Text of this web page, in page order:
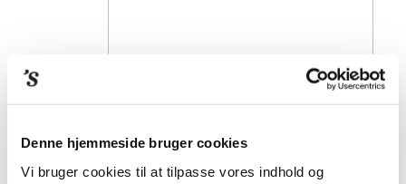
Denne hjemmeside bruger cookies
Vi bruger cookies til at tilpasse vores indhold og